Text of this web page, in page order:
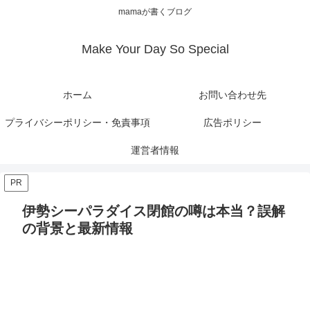
mamaが書くブログ
Make Your Day So Special
ホーム お問い合わせ先
プライバシーポリシー・免責事項 広告ポリシー
運営者情報
PR
伊勢シーパラダイス閉館の噂は本当？誤解
の背景と最新情報